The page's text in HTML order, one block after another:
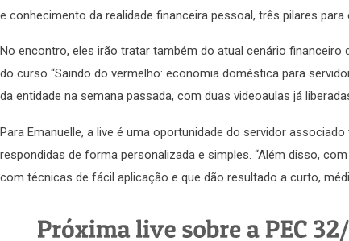
e conhecimento da realidade financeira pessoal, três pilares
No encontro, eles irão tratar também do atual cenário
do curso “Saindo do vermelho: economia doméstica para
da entidade na semana passada, com duas videoaulas já
Para Emanuelle, a live é uma oportunidade do servidor
respondidas de forma personalizada e simples. “Além disso,
com técnicas de fácil aplicação e que dão resultado a curto,